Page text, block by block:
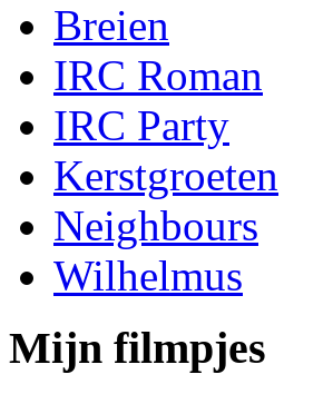
Breien
IRC Roman
IRC Party
Kerstgroeten
Neighbours
Wilhelmus
Mijn filmpjes